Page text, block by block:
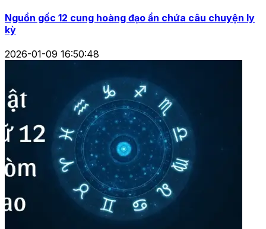
Nguồn gốc 12 cung hoàng đạo ẩn chứa câu chuyện ly
kỳ
2026-01-09 16:50:48